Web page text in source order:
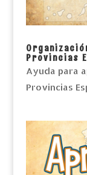
Provincias
Ayuda para
Provincias